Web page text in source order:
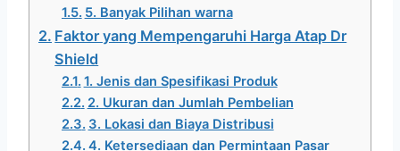
5. Banyak Pilihan warna
Faktor yang Mempengaruhi Harga Atap Dr
Shield
1. Jenis dan Spesifikasi Produk
2. Ukuran dan Jumlah Pembelian
3. Lokasi dan Biaya Distribusi
4. Ketersediaan dan Permintaan Pasar